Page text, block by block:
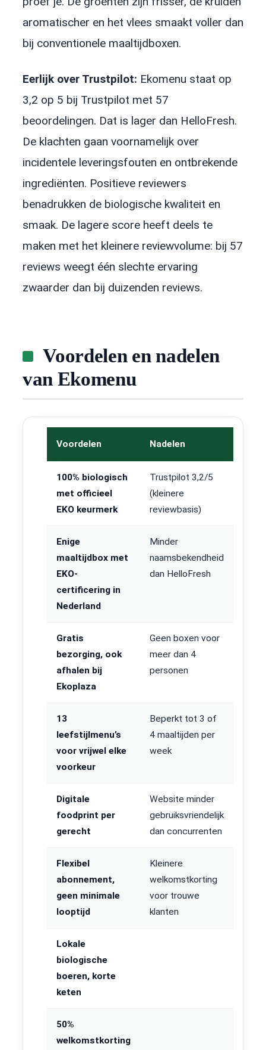
aromatischer en het vlees smaakt voller dan
bij conventionele maaltijdboxen.
Eerlijk over Trustpilot: Ekomenu staat op
3,2 op 5 bij Trustpilot met 57
beoordelingen. Dat is lager dan HelloFresh.
De klachten gaan voornamelijk over
incidentele leveringsfouten en ontbrekende
ingrediënten. Positieve reviewers
benadrukken de biologische kwaliteit en
smaak. De lagere score heeft deels te
maken met het kleinere reviewvolume: bij 57
reviews weegt één slechte ervaring
zwaarder dan bij duizenden reviews.
Voordelen en nadelen
van Ekomenu
Voordelen Nadelen
100% biologisch
met officieel
EKO keurmerk
Trustpilot 3,2/5
(kleinere
reviewbasis)
Enige
maaltijdbox met
EKO-
certificering in
Nederland
Minder
naamsbekendheid
dan HelloFresh
Gratis
bezorging, ook
afhalen bij
Ekoplaza
Geen boxen voor
meer dan 4
personen
13
leefstijlmenu’s
voor vrijwel elke
voorkeur
Beperkt tot 3 of
4 maaltijden per
week
Digitale
foodprint per
gerecht
Website minder
gebruiksvriendelijk
dan concurrenten
Flexibel
abonnement,
geen minimale
looptijd
Kleinere
welkomstkorting
voor trouwe
klanten
Lokale
biologische
boeren, korte
keten
50%
welkomstkorting